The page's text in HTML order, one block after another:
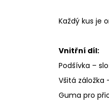
Každý kus je
Vnitřní díl:
Podšívka –
Všitá záložka
Guma pro